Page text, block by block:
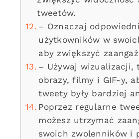
tweetów.
– Oznaczaj
użytkowników w
aby zwiększyć
– Używaj wizualizacji,
obrazy, filmy i GIF-y,
tweety były bardziej
Poprzez regularne
możesz utrzymać
swoich zwolenników i